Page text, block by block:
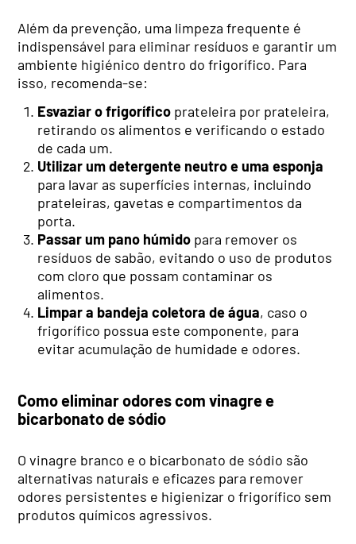
Além da prevenção, uma limpeza frequente é
indispensável para eliminar resíduos e garantir um
ambiente higiénico dentro do frigorífico. Para
isso, recomenda-se:
Esvaziar o frigorífico prateleira por prateleira,
retirando os alimentos e verificando o estado
de cada um.
Utilizar um detergente neutro e uma esponja
para lavar as superfícies internas, incluindo
prateleiras, gavetas e compartimentos da
porta.
Passar um pano húmido para remover os
resíduos de sabão, evitando o uso de produtos
com cloro que possam contaminar os
alimentos.
Limpar a bandeja coletora de água, caso o
frigorífico possua este componente, para
evitar acumulação de humidade e odores.
Como eliminar odores com vinagre e
bicarbonato de sódio
O vinagre branco e o bicarbonato de sódio são
alternativas naturais e eficazes para remover
odores persistentes e higienizar o frigorífico sem
produtos químicos agressivos.